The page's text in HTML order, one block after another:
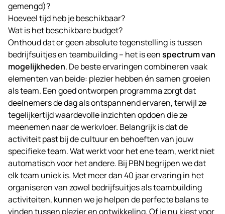
gemengd)?
Hoeveel tijd heb je beschikbaar?
Wat is het beschikbare budget?
Onthoud dat er geen absolute tegenstelling is tussen
bedrijfsuitjes en teambuilding – het is eenspectrum van
mogelijkheden. De beste ervaringen combineren vaak
elementen van beide: plezier hebben én samen groeien
als team. Een goed ontworpen programma zorgt dat
deelnemers de dag als ontspannend ervaren, terwijl ze
tegelijkertijd waardevolle inzichten opdoen die ze
meenemen naar de werkvloer. Belangrijk is dat de
activiteit past bij de cultuur en behoeften van jouw
specifieke team. Wat werkt voor het ene team, werkt niet
automatisch voor het andere. Bij PBN begrijpen we dat
elk team uniek is. Met meer dan 40 jaar ervaring in het
organiseren van zowel bedrijfsuitjesalsteambuilding
activiteiten, kunnen we je helpen de perfecte balans te
vinden tussen plezier en ontwikkeling. Of je nu kiest voor